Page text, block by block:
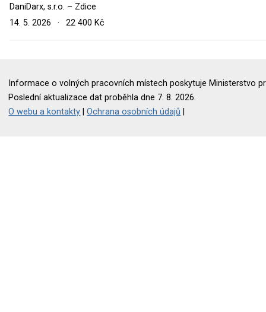
DaniDarx, s.r.o. – Zdice
14. 5. 2026
· 22 400 Kč
Informace o volných pracovních místech poskytuje Ministerstvo
Poslední aktualizace dat proběhla dne 7. 8. 2026.
O webu a kontakty |Ochrana osobních údajů